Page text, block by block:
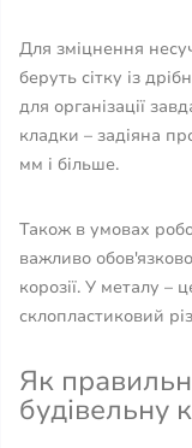
Для зміцнення
беруть сітку із
для організації
кладки – задіяна
мм і більше.
Також в умовах
важливо
корозії. У металу –
склопластиковий
Як
будівельну